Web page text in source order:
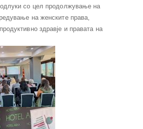
со цел продолжување на
на женските права,
здравје и правата на